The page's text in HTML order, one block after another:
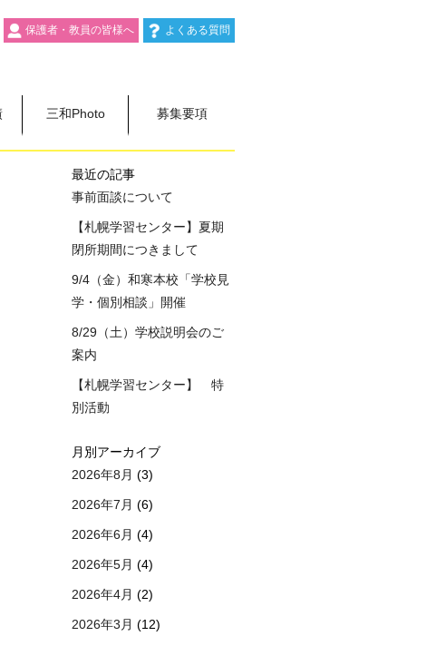
保護者・教員の皆様へ よくある質問
三和Photo 募集要項
最近の記事
事前面談について
【札幌学習センター】夏期
閉所期間につきまして
9/4（金）和寒本校「学校見
学・個別相談」開催
8/29（土）学校説明会のご
案内
【札幌学習センター】 特
別活動
月別アーカイブ
2026年8月 (3)
2026年7月 (6)
2026年6月 (4)
2026年5月 (4)
2026年4月 (2)
2026年3月 (12)